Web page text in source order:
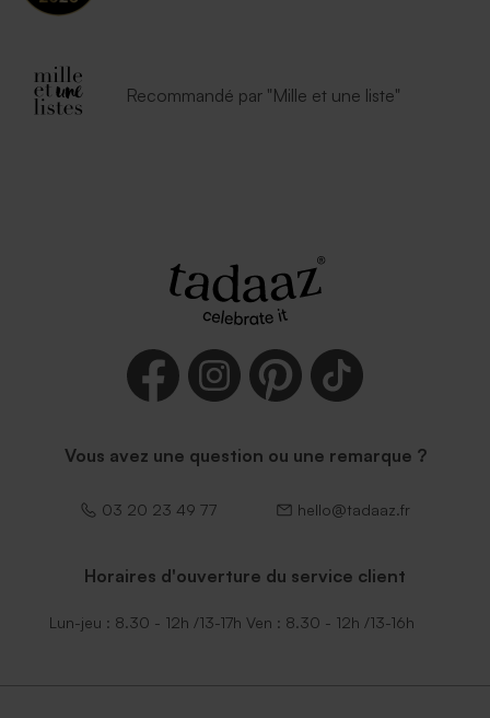
Recommandé par "Mille et une liste"
Vous avez une question ou une remarque ?
03 20 23 49 77 hello@tadaaz.fr
Horaires d'ouverture du service client
Lun-jeu : 8.30 - 12h /13-17h Ven : 8.30 - 12h /13-16h